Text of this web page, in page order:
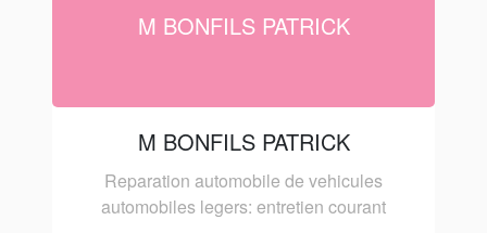
M BONFILS PATRICK
M BONFILS PATRICK
Reparation automobile de vehicules
automobiles legers: entretien courant